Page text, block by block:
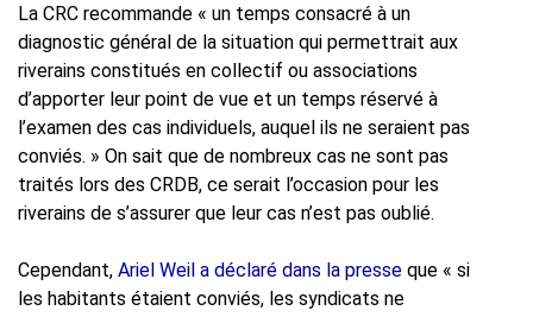
La CRC recommande « un temps consacré à un
diagnostic général de la situation qui permettrait aux
riverains constitués en collectif ou associations
d’apporter leur point de vue et un temps réservé à
l’examen des cas individuels, auquel ils ne seraient pas
conviés. » On sait que de nombreux cas ne sont pas
traités lors des CRDB, ce serait l’occasion pour les
riverains de s’assurer que leur cas n’est pas oublié.
Cependant, Ariel Weil a déclaré dans la presse que « si
les habitants étaient conviés, les syndicats ne